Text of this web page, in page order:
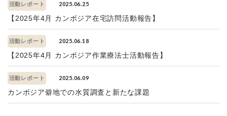
活動レポート 2025.06.25
【2025年4月 カンボジア在宅訪問活動報告】
活動レポート 2025.06.18
【2025年4月 カンボジア作業療法士活動報告】
活動レポート 2025.06.09
カンボジア僻地での水質調査と新たな課題